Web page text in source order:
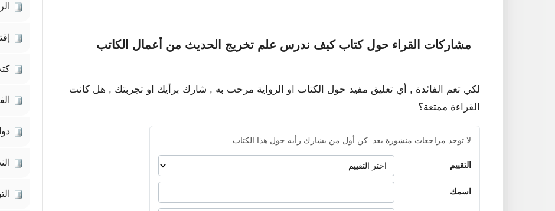
مشاركات القراء حول كتاب كيف ندرس علم تخريج الحديث من أعمال الكاتب
لكي تعم الفائدة , أي تعليق مفيد حول الكتاب او الرواية مرحب به , شارك برأيك او تجربتك , هل كانت
القراءة ممتعة؟
لا توجد مراجعات منشورة بعد. كن أول من يشارك رأيه حول هذا الكتاب.
التقييم
اسمك